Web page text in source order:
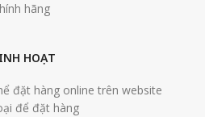
hãng
HOẠT
đặt hàng online trên website
để đặt hàng